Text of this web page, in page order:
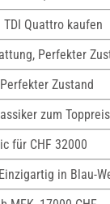
TDI Quattro kaufen
Perfekter
Zustand
zum Toppreis
für CHF 32000
in Blau-